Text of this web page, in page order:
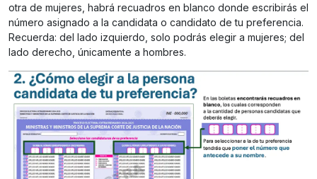
otra de mujeres, habrá recuadros en blanco donde escribirás el
número asignado a la candidata o candidato de tu preferencia.
Recuerda: del lado izquierdo, solo podrás elegir a mujeres; del
lado derecho, únicamente a hombres.